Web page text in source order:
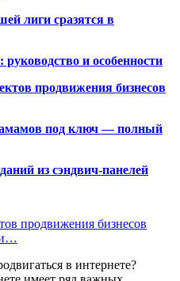
лиги сразятся в
и особенности
продвижения бизнесов
под ключ — полный
из сэндвич-панелей
продвижения бизнесов
в интернете?